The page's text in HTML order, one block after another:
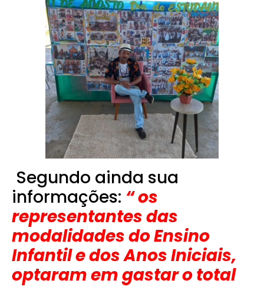
Segundo ainda sua
informações: “ os
representantes das
modalidades do Ensino
Infantil e dos Anos Iniciais,
optaram em gastar o total